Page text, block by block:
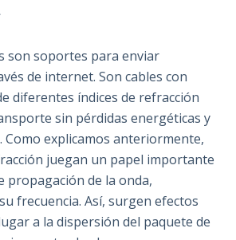
son soportes para enviar
de internet. Son cables con
diferentes índices de refracción
sin pérdidas energéticas y
Como explicamos anteriormente,
juegan un papel importante
propagación de la onda,
frecuencia. Así, surgen efectos
a la dispersión del paquete de